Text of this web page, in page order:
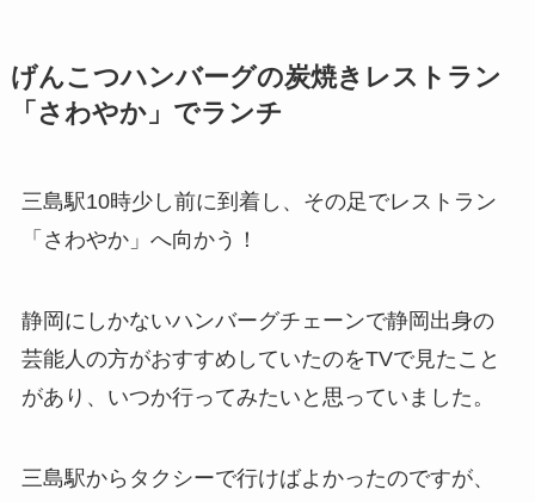
げんこつハンバーグの炭焼きレストラン
「さわやか」でランチ
三島駅10時少し前に到着し、その足でレストラン
「さわやか」へ向かう！
静岡にしかないハンバーグチェーンで静岡出身の
芸能人の方がおすすめしていたのをTVで見たこと
があり、いつか行ってみたいと思っていました。
三島駅からタクシーで行けばよかったのですが、